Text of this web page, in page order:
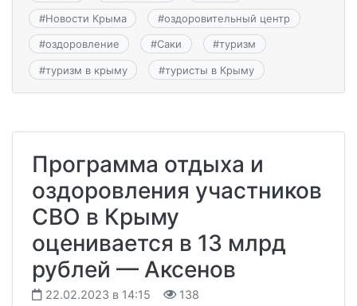
#Новости Крыма #оздоровительный центр
#оздоровление #Саки #туризм
#туризм в крыму #туристы в Крыму
Программа отдыха и
оздоровления участников
СВО в Крыму
оценивается в 13 млрд
рублей — Аксенов
22.02.2023 в 14:15 138